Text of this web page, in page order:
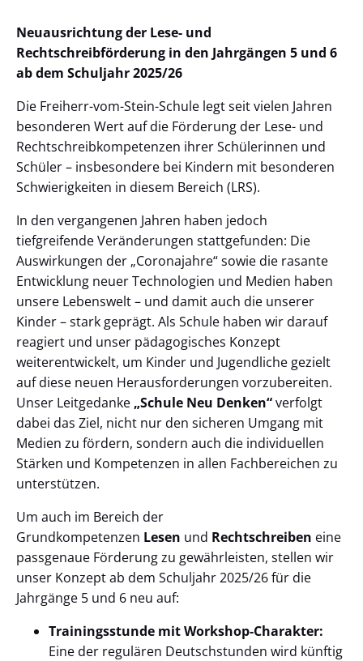
Neuausrichtung der Lese- und
Rechtschreibförderung in den Jahrgängen 5 und 6
ab dem Schuljahr 2025/26
Die Freiherr-vom-Stein-Schule legt seit vielen Jahren
besonderen Wert auf die Förderung der Lese- und
Rechtschreibkompetenzen ihrer Schülerinnen und
Schüler – insbesondere bei Kindern mit besonderen
Schwierigkeiten in diesem Bereich (LRS).
In den vergangenen Jahren haben jedoch
tiefgreifende Veränderungen stattgefunden: Die
Auswirkungen der „Coronajahre“ sowie die rasante
Entwicklung neuer Technologien und Medien haben
unsere Lebenswelt – und damit auch die unserer
Kinder – stark geprägt. Als Schule haben wir darauf
reagiert und unser pädagogisches Konzept
weiterentwickelt, um Kinder und Jugendliche gezielt
auf diese neuen Herausforderungen vorzubereiten.
Unser Leitgedanke „Schule Neu Denken“verfolgt
dabei das Ziel, nicht nur den sicheren Umgang mit
Medien zu fördern, sondern auch die individuellen
Stärken und Kompetenzen in allen Fachbereichen zu
unterstützen.
Um auch im Bereich der
Grundkompetenzen Lesen und Rechtschreiben eine
passgenaue Förderung zu gewährleisten, stellen wir
unser Konzept ab dem Schuljahr 2025/26 für die
Jahrgänge 5 und 6 neu auf:
Trainingsstunde mit Workshop-Charakter:
Eine der regulären Deutschstunden wird künftig